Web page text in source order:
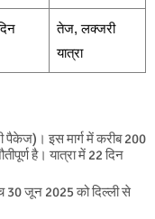
तेज, लक्जरी
यात्रा
पैकेज)। इस मार्ग में करीब 200
है। यात्रा में 22 दिन
30 जून 2025 को दिल्ली से